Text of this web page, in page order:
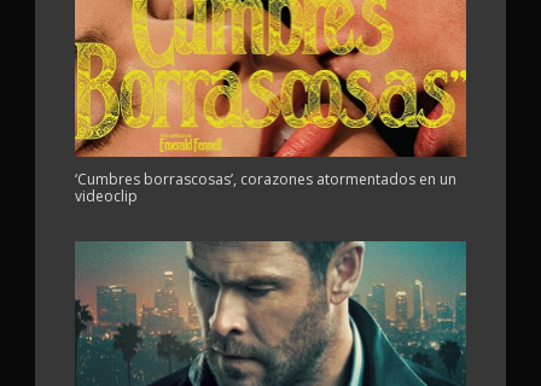
‘Cumbres borrascosas’, corazones atormentados en un
videoclip